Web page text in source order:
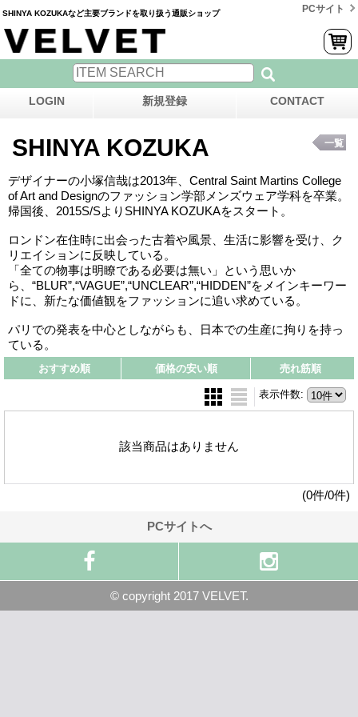
SHINYA KOZUKAなど主要ブランドを取り扱う通販ショップ PCサイト
LOGIN 新規登録 CONTACT
SHINYA KOZUKA
デザイナーの小塚信哉は2013年、Central Saint Martins College
of Art and Designのファッション学部メンズウェア学科を卒業。
帰国後、2015S/SよりSHINYA KOZUKAをスタート。
ロンドン在住時に出会った古着や風景、生活に影響を受け、ク
リエイションに反映している。
「全ての物事は明瞭である必要は無い」という思いか
ら、“BLUR”,“VAGUE”,“UNCLEAR”,“HIDDEN”をメインキーワー
ドに、新たな価値観をファッションに追い求めている。
パリでの発表を中心としながらも、日本での生産に拘りを持っ
ている。
一覧
おすすめ順 価格の安い順 売れ筋順
表示件数:
該当商品はありません
(0件/0件)
PCサイトへ
© copyright 2017 VELVET.